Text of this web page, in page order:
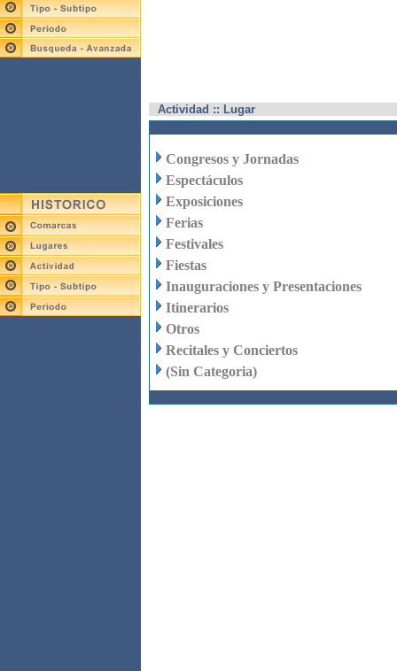
Actividad :: Lugar
Congresos y Jornadas
Espectáculos
Exposiciones
Ferias
Festivales
Fiestas
Inauguraciones y Presentaciones
Itinerarios
Otros
Recitales y Conciertos
(Sin Categoria)